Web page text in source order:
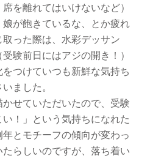
を離れてはいけないなど）
が飽きているな、とか疲れ
った際は、水彩デッサン
験前日にはアジの開き！）
つけていつも新鮮な気持ち
ました。
かせていただいたので、受験
！」という気持ちになれた
とモチーフの傾向が変わっ
らしいのですが、落ち着い